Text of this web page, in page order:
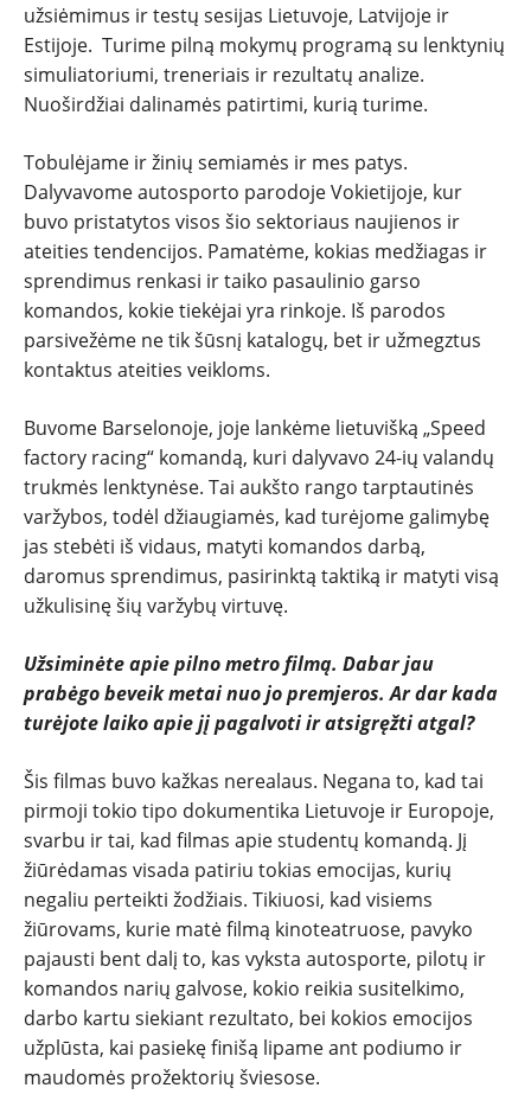
užsiėmimus ir testų sesijas Lietuvoje, Latvijoje ir
Estijoje. Turime pilną mokymų programą su lenktynių
simuliatoriumi, treneriais ir rezultatų analize.
Nuoširdžiai dalinamės patirtimi, kurią turime.
Tobulėjame ir žinių semiamės ir mes patys.
Dalyvavome autosporto parodoje Vokietijoje, kur
buvo pristatytos visos šio sektoriaus naujienos ir
ateities tendencijos. Pamatėme, kokias medžiagas ir
sprendimus renkasi ir taiko pasaulinio garso
komandos, kokie tiekėjai yra rinkoje. Iš parodos
parsivežėme ne tik šūsnį katalogų, bet ir užmegztus
kontaktus ateities veikloms.
Buvome Barselonoje, joje lankėme lietuvišką „Speed
factory racing“ komandą, kuri dalyvavo 24-ių valandų
trukmės lenktynėse. Tai aukšto rango tarptautinės
varžybos, todėl džiaugiamės, kad turėjome galimybę
jas stebėti iš vidaus, matyti komandos darbą,
daromus sprendimus, pasirinktą taktiką ir matyti visą
užkulisinę šių varžybų virtuvę.
Užsiminėte apie pilno metro filmą. Dabar jau
prabėgo beveik metai nuo jo premjeros. Ar dar kada
turėjote laiko apie jį pagalvoti ir atsigręžti atgal?
Šis filmas buvo kažkas nerealaus. Negana to, kad tai
pirmoji tokio tipo dokumentika Lietuvoje ir Europoje,
svarbu ir tai, kad filmas apie studentų komandą. Jį
žiūrėdamas visada patiriu tokias emocijas, kurių
negaliu perteikti žodžiais. Tikiuosi, kad visiems
žiūrovams, kurie matė filmą kinoteatruose, pavyko
pajausti bent dalį to, kas vyksta autosporte, pilotų ir
komandos narių galvose, kokio reikia susitelkimo,
darbo kartu siekiant rezultato, bei kokios emocijos
užplūsta, kai pasiekę finišą lipame ant podiumo ir
maudomės prožektorių šviesose.